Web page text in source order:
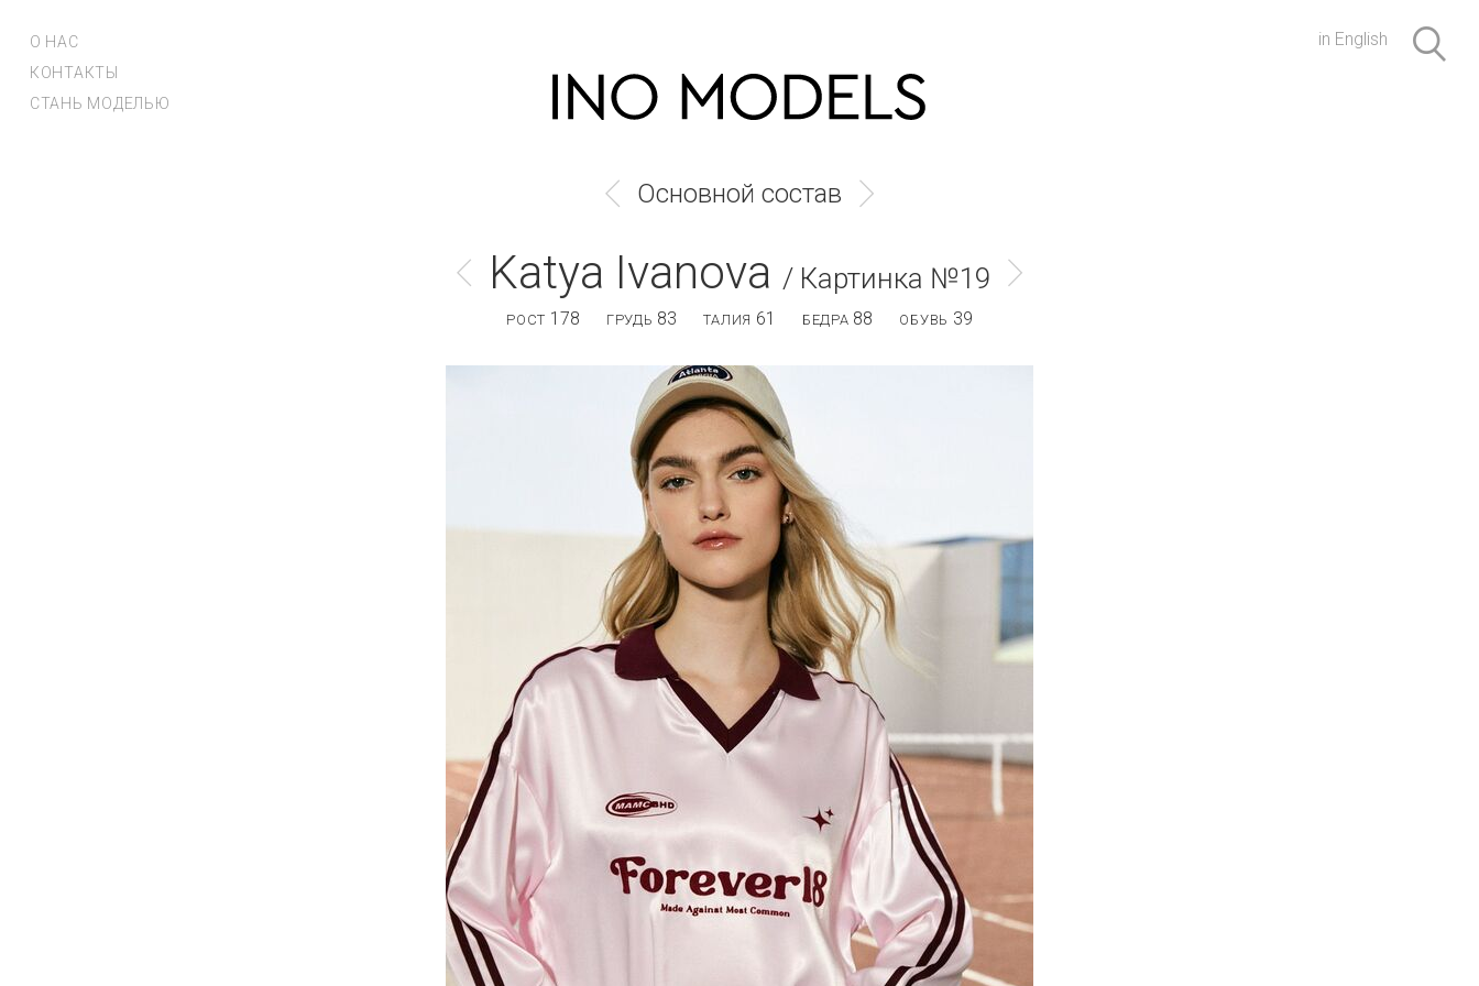
in English
О НАС
КОНТАКТЫ
СТАНЬ МОДЕЛЬЮ
Основной состав
Katya Ivanova / Картинка №19
РОСТ 178 ГРУДЬ 83 ТАЛИЯ 61 БЕДРА 88 ОБУВЬ 39